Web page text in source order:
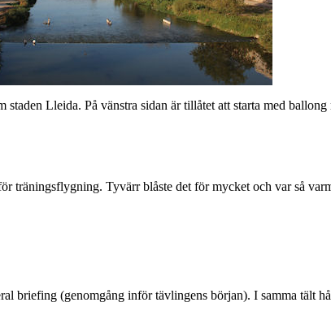
staden Lleida. På vänstra sidan är tillåtet att starta med
träningsflygning. Tyvärr blåste det för mycket och var så
briefing (genomgång inför tävlingens början). I samma tält